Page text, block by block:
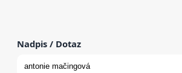
Nadpis / Dotaz